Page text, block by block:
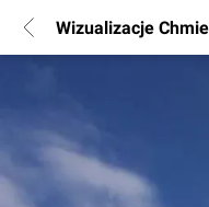
Wizualizacje